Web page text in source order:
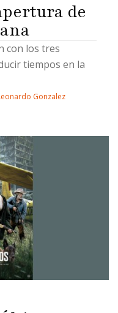
de
con los tres
tiempos en la
Gonzalez